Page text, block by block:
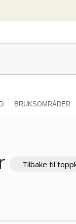
BRUKSOMRÅDER
Tilbake til